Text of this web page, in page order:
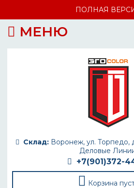
ПОЛНАЯ
МЕНЮ
Склад:Воронеж, ул. Торпедо,
Деловые
+7(901)372-
Корзина